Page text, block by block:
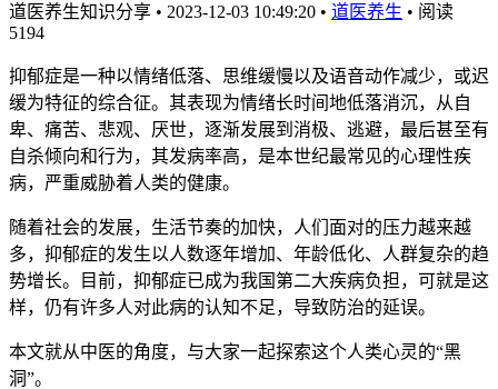
道医养生知识分享 • 2023-12-03 10:49:20 • 道医养生 • 阅读
5194
抑郁症是一种以情绪低落、思维缓慢以及语音动作减少，或迟
缓为特征的综合征。其表现为情绪长时间地低落消沉，从自
卑、痛苦、悲观、厌世，逐渐发展到消极、逃避，最后甚至有
自杀倾向和行为，其发病率高，是本世纪最常见的心理性疾
病，严重威胁着人类的健康。
随着社会的发展，生活节奏的加快，人们面对的压力越来越
多，抑郁症的发生以人数逐年增加、年龄低化、人群复杂的趋
势增长。目前，抑郁症已成为我国第二大疾病负担，可就是这
样，仍有许多人对此病的认知不足，导致防治的延误。
本文就从中医的角度，与大家一起探索这个人类心灵的“黑
洞”。